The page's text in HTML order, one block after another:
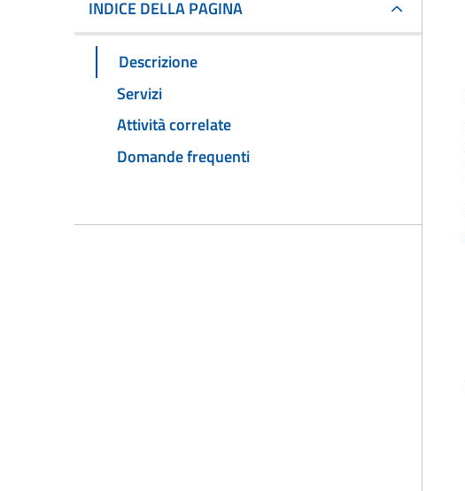
INDICE DELLA PAGINA
Descrizione
Servizi
Attività correlate
Domande frequenti